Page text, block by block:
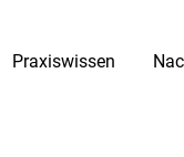
Praxiswissen